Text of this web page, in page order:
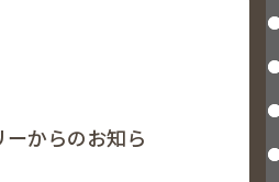
からのお知ら